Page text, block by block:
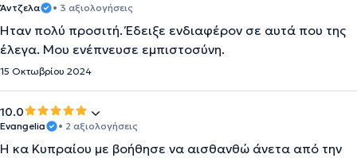
Άντζελα • 3 αξιολογήσεις
Ήταν πολύ προσιτή. Έδειξε ενδιαφέρον σε αυτά που της
έλεγα. Μου ενέπνευσε εμπιστοσύνη.
15 Οκτωβρίου 2024
10.0
Evangelia • 2 αξιολογήσεις
Η κα Κυπραίου με βοήθησε να αισθανθώ άνετα από την